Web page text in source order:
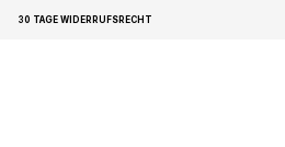
30 TAGE WIDERRUFSRECHT
Wir verwenden Cookies, um